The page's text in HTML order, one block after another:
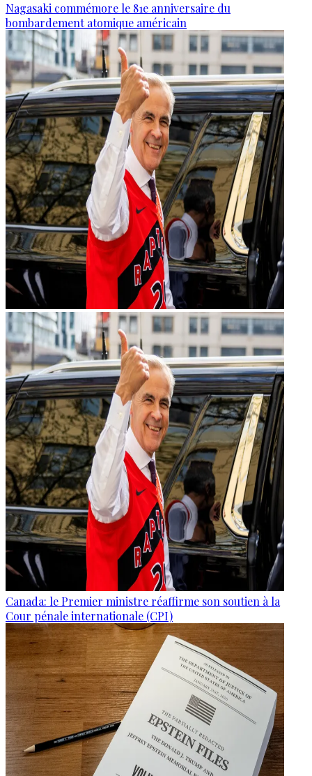
Nagasaki commémore le 81e anniversaire du
bombardement atomique américain
Canada: le Premier ministre réaffirme son soutien à la
Cour pénale internationale (CPI)